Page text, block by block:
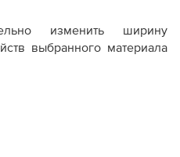
изменить ширину
выбранного материала